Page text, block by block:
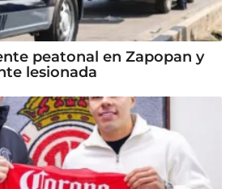
peatonal en Zapopan y
lesionada